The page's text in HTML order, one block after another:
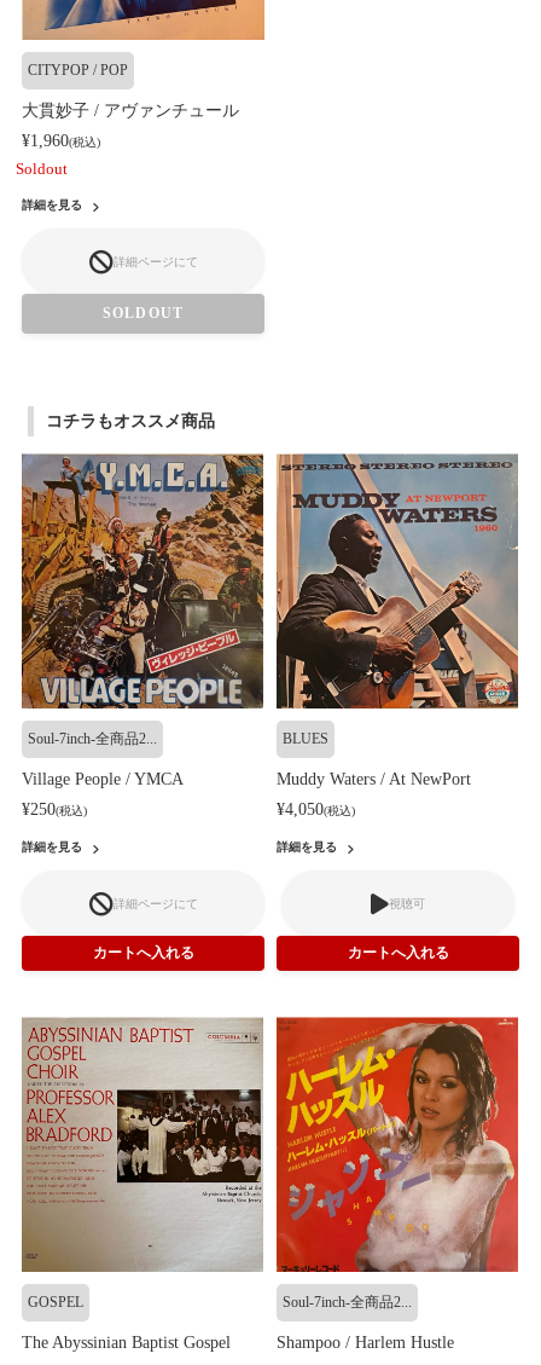
CITYPOP / POP
大貫妙子 / アヴァンチュール
¥1,960(税込)
Soldout
詳細を見る
詳細ページにて
SOLDOUT
コチラもオススメ商品
Soul-7inch-全商品2...
Village People / YMCA
¥250(税込)
詳細を見る
詳細ページにて
BLUES
Muddy Waters / At NewPort
¥4,050(税込)
詳細を見る
視聴可
GOSPEL
The Abyssinian Baptist Gospel
Soul-7inch-全商品2...
Shampoo / Harlem Hustle